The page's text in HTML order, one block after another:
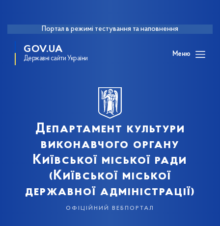
Портал в режимі тестування та наповнення
GOV.UA
Державні сайти України
Меню
Департамент культури
виконавчого органу
Київської міської ради
(Київської міської
державної адміністрації)
офіційний вебпортал